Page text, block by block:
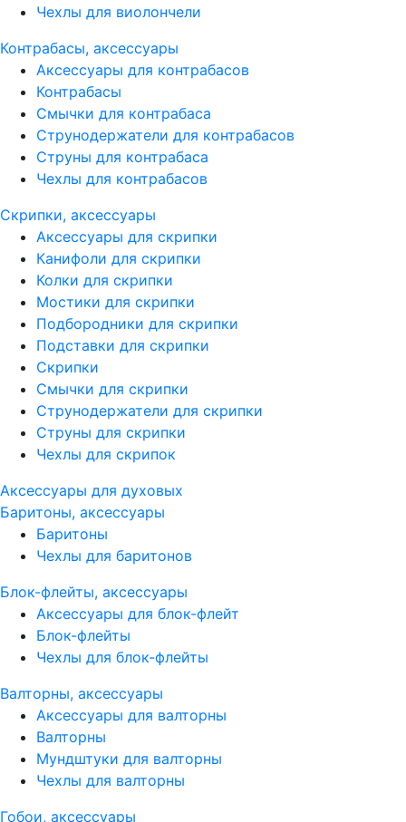
Чехлы для виолончели
Контрабасы, аксессуары
Аксессуары для контрабасов
Контрабасы
Смычки для контрабаса
Струнодержатели для контрабасов
Струны для контрабаса
Чехлы для контрабасов
Скрипки, аксессуары
Аксессуары для скрипки
Канифоли для скрипки
Колки для скрипки
Мостики для скрипки
Подбородники для скрипки
Подставки для скрипки
Скрипки
Смычки для скрипки
Струнодержатели для скрипки
Струны для скрипки
Чехлы для скрипок
Аксессуары для духовых
Баритоны, аксессуары
Баритоны
Чехлы для баритонов
Блок-флейты, аксессуары
Аксессуары для блок-флейт
Блок-флейты
Чехлы для блок-флейты
Валторны, аксессуары
Аксессуары для валторны
Валторны
Мундштуки для валторны
Чехлы для валторны
Гобои, аксессуары